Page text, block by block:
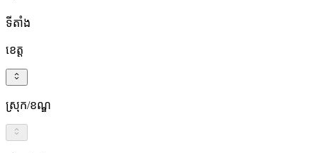
ទីតាំង
ខេត្ត
ស្រុក/ខណ្ឌ